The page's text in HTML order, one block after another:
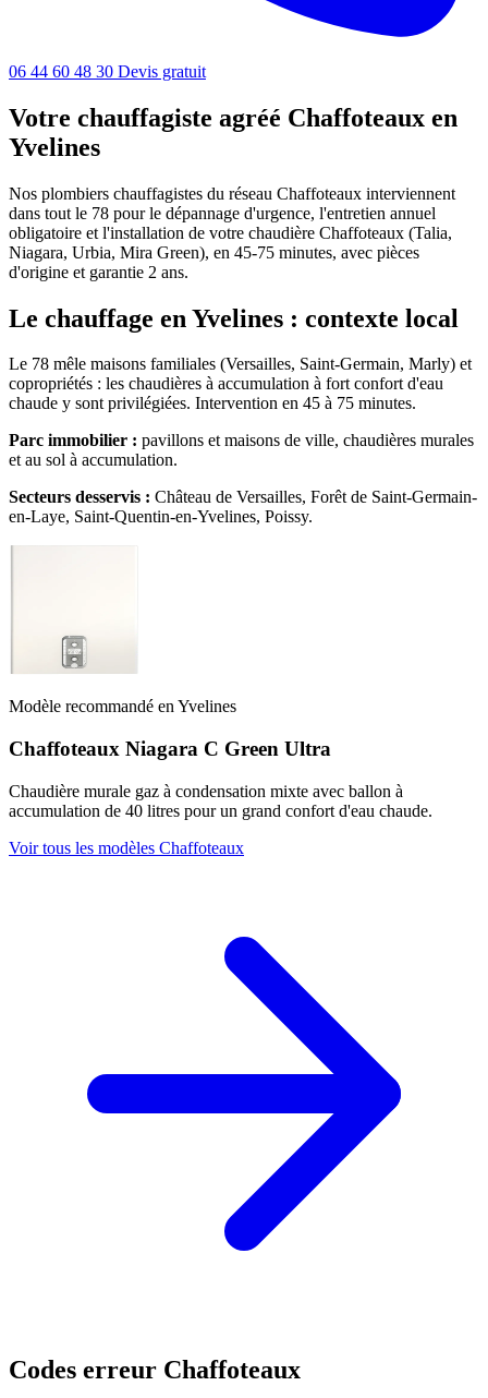
06 44 60 48 30 Devis gratuit
Votre chauffagiste agréé Chaffoteaux en
Yvelines
Nos plombiers chauffagistes du réseau Chaffoteaux interviennent
dans tout le 78 pour le dépannage d'urgence, l'entretien annuel
obligatoire et l'installation de votre chaudière Chaffoteaux (Talia,
Niagara, Urbia, Mira Green), en 45-75 minutes, avec pièces
d'origine et garantie 2 ans.
Le chauffage en Yvelines : contexte local
Le 78 mêle maisons familiales (Versailles, Saint-Germain, Marly) et
copropriétés : les chaudières à accumulation à fort confort d'eau
chaude y sont privilégiées. Intervention en 45 à 75 minutes.
Parc immobilier : pavillons et maisons de ville, chaudières murales
et au sol à accumulation.
Secteurs desservis : Château de Versailles, Forêt de Saint-Germain-
en-Laye, Saint-Quentin-en-Yvelines, Poissy.
Modèle recommandé en Yvelines
Chaffoteaux Niagara C Green Ultra
Chaudière murale gaz à condensation mixte avec ballon à
accumulation de 40 litres pour un grand confort d'eau chaude.
Voir tous les modèles Chaffoteaux
Codes erreur Chaffoteaux